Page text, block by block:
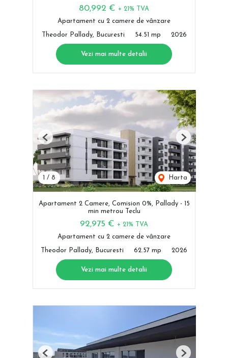
80,992 € + 21% TVA
Apartament cu 2 camere de vânzare
Theodor Pallady, Bucuresti 54.51 mp 2026
Vezi mai multe detalii
/ 8 Harta
Previous Next
Apartament 2 Camere, Comision 0%, Pallady - 15
min metrou Teclu
92,975 € + 21% TVA
Apartament cu 2 camere de vânzare
Theodor Pallady, Bucuresti 62.57 mp 2026
Vezi mai multe detalii